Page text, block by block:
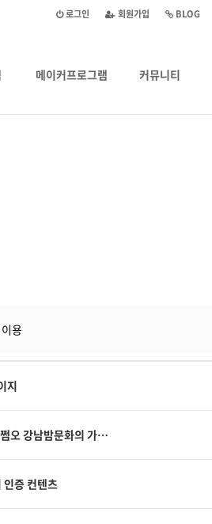
BLOG
회원가입
로그인
메이커프로그램 커뮤니티
용
지
오 강남밤문화의 가…
증 컨텐츠